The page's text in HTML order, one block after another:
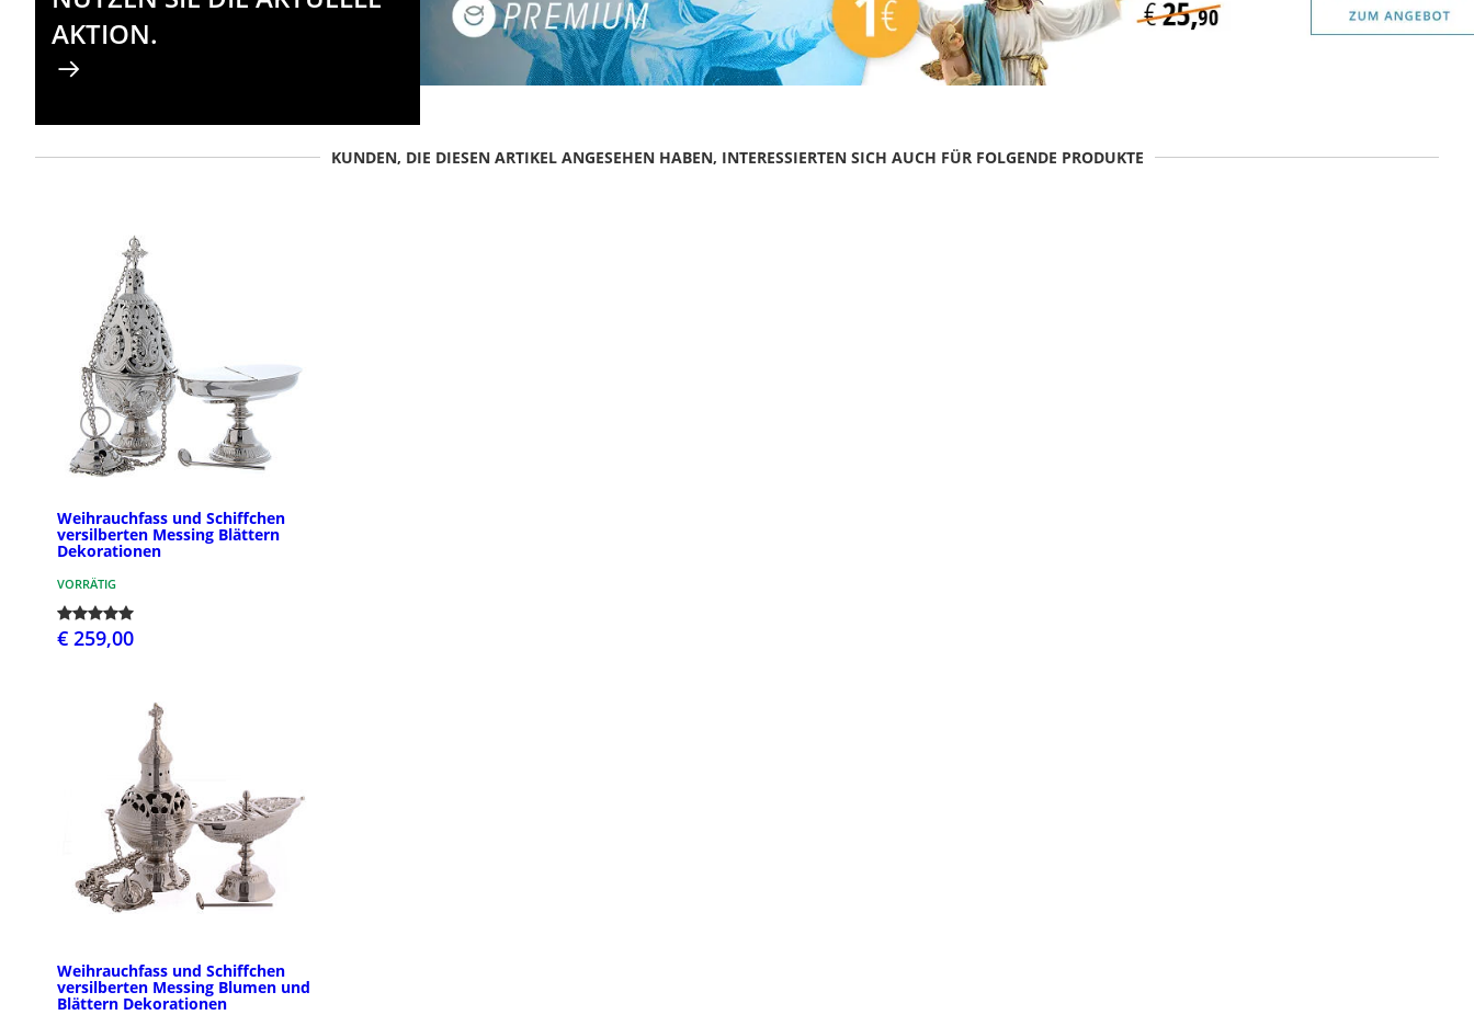
AKTION.
KUNDEN, DIE DIESEN ARTIKEL ANGESEHEN HABEN, INTERESSIERTEN SICH AUCH FÜR FOLGENDE PRODUKTE
Weihrauchfass und Schiffchen
versilberten Messing Blättern
Dekorationen
VORRÄTIG
€ 259,00
Weihrauchfass und Schiffchen
versilberten Messing Blumen und
Blättern Dekorationen